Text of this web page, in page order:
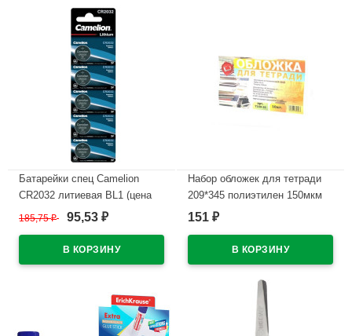
Батарейки спец Camelion
CR2032 литиевая BL1 (цена
185,75₽ 95,53 ₽
Набор обложек для тетради
209*345 полиэтилен 150мкм
10 штук в наборе арт Т150-10
151 ₽